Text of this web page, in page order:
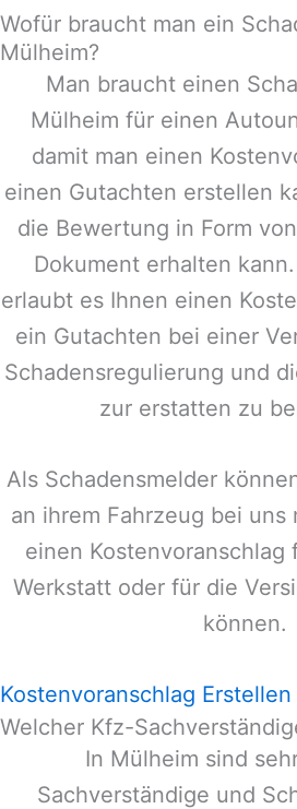
Wofür braucht man ein
Mülheim?
Man braucht einen
Mülheim für einen
damit man einen
einen Gutachten erstellen
die Bewertung in Form
Dokument erhalten
erlaubt es Ihnen einen
ein Gutachten bei einer
Schadensregulierung und
zur erstatten zu
Als Schadensmelder
an ihrem Fahrzeug bei uns
einen Kostenvoranschlag
Werkstatt oder für die
können.
Kostenvoranschlag Erstellen
Welcher Kfz-
In Mülheim sind
Sachverständige und